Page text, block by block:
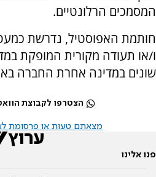
המסמכים הרלונטיים.
חותמת האפוסטיל, נדרשת כמעט
ו/או תעודה מקורית המופקת
שונים במדינה אחרת החברה
הצטרפו לקבוצת
מצאתם טעות או פרסומת לא
פנו אלינו